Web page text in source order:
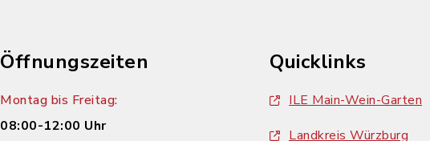
Öffnungszeiten
Montag bis Freitag:
08:00-12:00 Uhr
Quicklinks
ILE Main-Wein-Garten
Landkreis Würzburg